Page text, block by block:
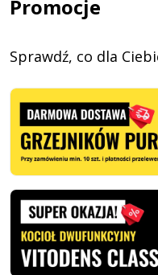
Promocje
Sprawdź, co dla